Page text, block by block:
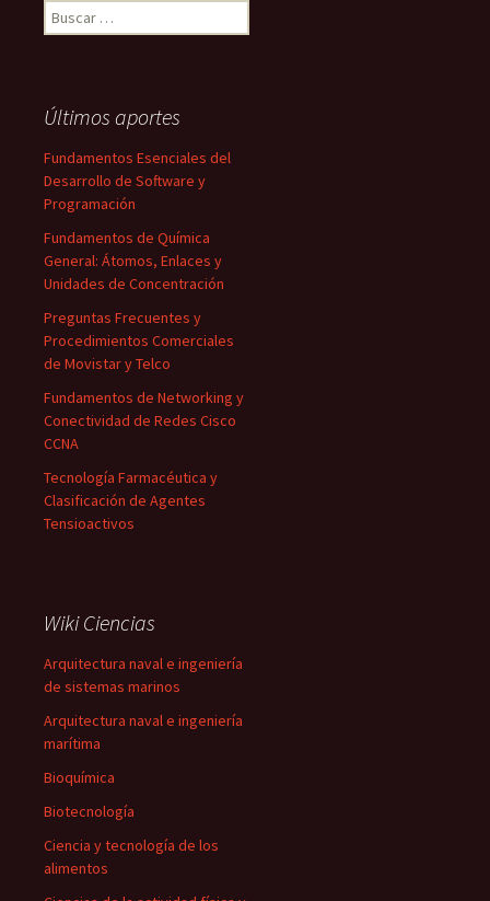
Buscar:
Últimos aportes
Fundamentos Esenciales del
Desarrollo de Software y
Programación
Fundamentos de Química
General: Átomos, Enlaces y
Unidades de Concentración
Preguntas Frecuentes y
Procedimientos Comerciales
de Movistar y Telco
Fundamentos de Networking y
Conectividad de Redes Cisco
CCNA
Tecnología Farmacéutica y
Clasificación de Agentes
Tensioactivos
Wiki Ciencias
Arquitectura naval e ingeniería
de sistemas marinos
Arquitectura naval e ingeniería
marítima
Bioquímica
Biotecnología
Ciencia y tecnología de los
alimentos